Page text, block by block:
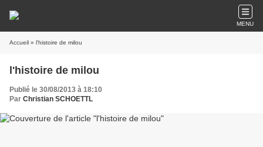
MENU
Accueil » l'histoire de milou
l'histoire de milou
Publié le 30/08/2013 à 18:10
Par Christian SCHOETTL